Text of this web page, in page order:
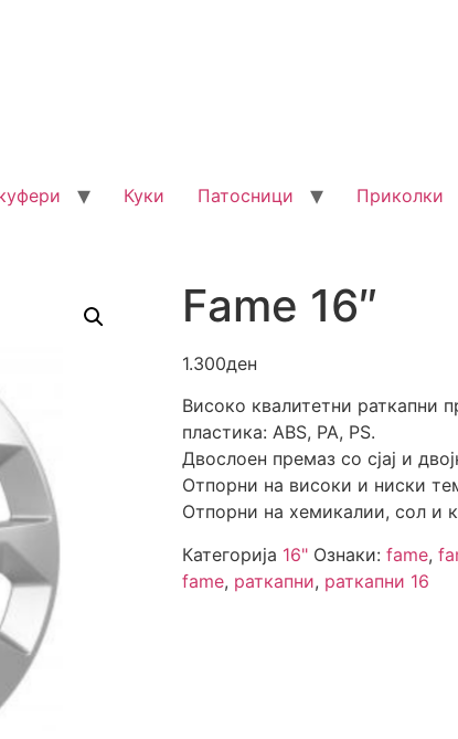
Куки Патосници Приколки
Fame 16″
1.300ден
Високо квалитетни раткапни
пластика: ABS, PA, PS.
Двослоен премаз со сјај и
Отпорни на високи и ниски
Отпорни на хемикалии, сол и
Категорија 16" Ознаки: fame,
fame, раткапни, раткапни 16